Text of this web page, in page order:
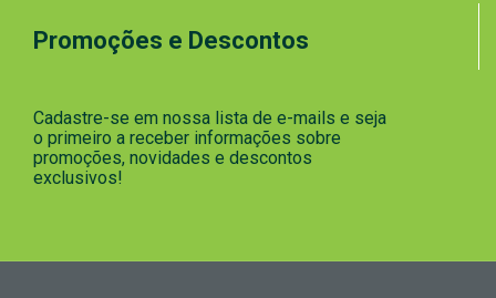
Promoções e Descontos
Cadastre-se em nossa lista de e-mails e seja
o primeiro a receber informações sobre
promoções, novidades e descontos
exclusivos!